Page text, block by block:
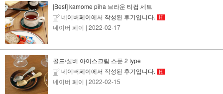
[Best] kamome piha 브라운 티컵 세트
네이버페이에서 작성된 후기입니다.
H
네이버 페이 | 2022-02-17
골드/실버 아이스크림 스푼 2 type
네이버페이에서 작성된 후기입니다.
H
네이버 페이 | 2022-02-15